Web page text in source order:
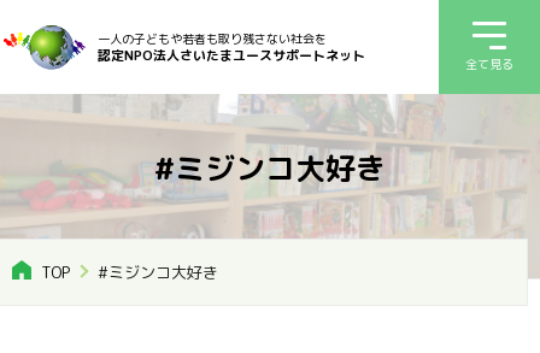
一人の子どもや若者も取り残さない社会を
認定NPO法人さいたまユースサポートネット 全て見る
#ミジンコ大好き
TOP #ミジンコ大好き